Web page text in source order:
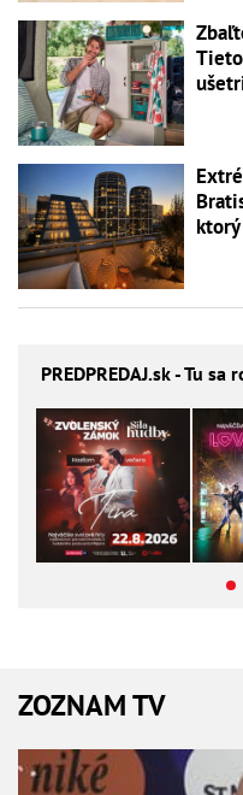
PREDPREDAJ.sk - Tu sa
ZOZNAM TV